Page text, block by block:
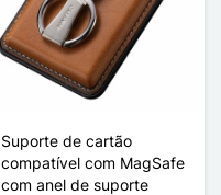
Suporte de cartão
compatível com MagSafe
com anel de suporte